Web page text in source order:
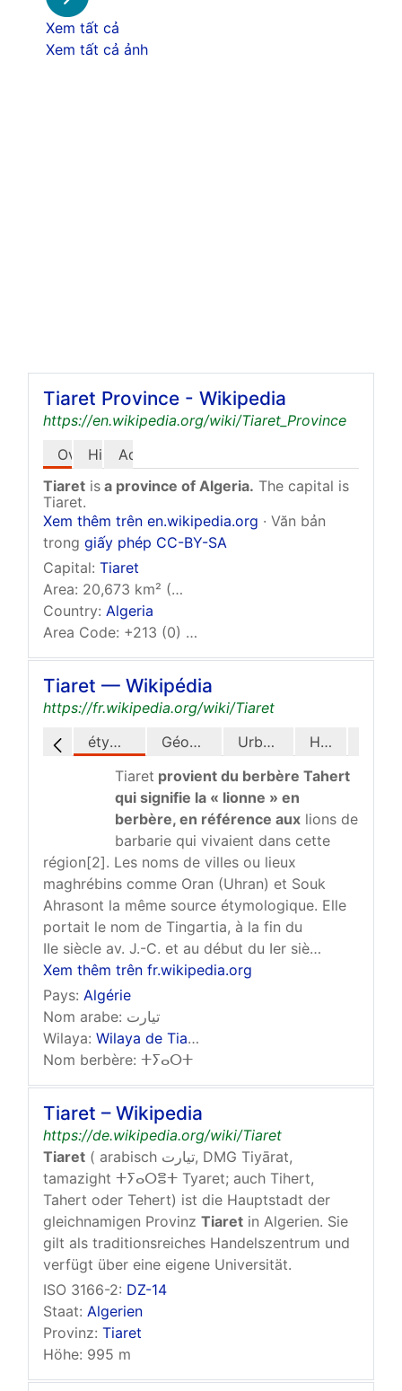
Xem tất cả
Xem tất cả ảnh
Tiaret Province - Wikipedia
https://en.wikipedia.org/wiki/Tiaret_Province
Overview
HistoryAdministrative division
Tiaret is a province of Algeria. The capital is
Tiaret.
Xem thêm trên en.wikipedia.org · Văn bản
trong giấy phép CC-BY-SA
Capital: Tiaret
Area: 20,673 km² (7,982 sq mi)
Country: Algeria
Area Code: +213 (0) 46
Tiaret — Wikipédia
https://fr.wikipedia.org/wiki/Tiaret
étymologie
Géographie Urbanisme Histoire
Tiaret provient du berbère Tahert
qui signifie la « lionne » en
berbère, en référence aux lions de
barbarie qui vivaient dans cette
région[2]. Les noms de villes ou lieux
maghrébins comme Oran (Uhran) et Souk
Ahrasont la même source étymologique. Elle
portait le nom de Tingartia, à la fin du
IIe siècle av. J.-C. et au début du Ier siè…
Xem thêm trên fr.wikipedia.org
Pays: Algérie
Nom arabe: تيارت
Wilaya: Wilaya de Tiaret
Nom berbère: ⵜⵢⴰⵔⵜ
Tiaret – Wikipedia
https://de.wikipedia.org/wiki/Tiaret
Tiaret ( arabisch تيارت, DMG Tiyārat,
tamazight ⵜⵢⴰⵔⴻⵜ Tyaret; auch Tihert,
Tahert oder Tehert) ist die Hauptstadt der
gleichnamigen Provinz Tiaret in Algerien. Sie
gilt als traditionsreiches Handelszentrum und
verfügt über eine eigene Universität.
ISO 3166-2: DZ-14
Staat: Algerien
Provinz: Tiaret
Höhe: 995 m